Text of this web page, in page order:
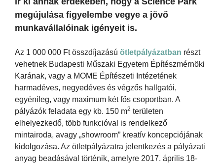
megújulása figyelembe vegye a jövő
munkavállalóinak igényeit is.
Az 1 000 000 Ft összdíjazású ötletpályázatban részt
vehetnek Budapesti Műszaki Egyetem Építészmérnöki
Karának, vagy a MOME Építészeti Intézetének
harmadéves, negyedéves és végzős hallgatói,
egyénileg, vagy maximum két fős csoportban. A
pályázók feladata egy kb. 150 m2 területen
elhelyezkedő, több funkcióval is rendelkező
mintairoda, avagy „showroom” kreatív koncepciójának
kidolgozása. Az ötletpályázatra jelentkezés a pályázati
anyag beadásával történik, amelyre 2017. április 18-